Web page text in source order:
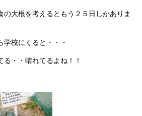
の大根を考えるともう２５日しかありま
学校にくると・・・
・・晴れてるよね！！